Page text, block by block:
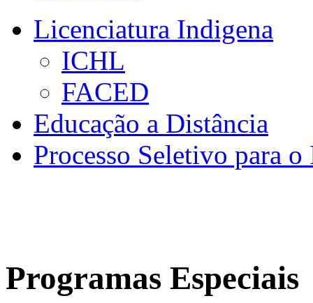
Licenciatura Indigena
ICHL
FACED
Educação a Distância
Processo Seletivo para
Programas Especiais